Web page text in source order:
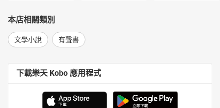
本店相關類別
文學小說 有聲書
下載樂天 Kobo 應用程式